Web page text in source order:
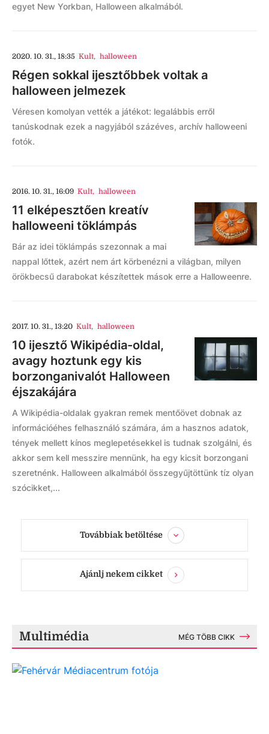
egyet New Yorkban, Halloween alkalmából.
2020. 10. 31., 18:35 Kult, halloween
Régen sokkal ijesztőbbek voltak a
halloween jelmezek
Véresen komolyan vették a játékot: legalábbis erről
tanúskodnak ezek a nagyjából százéves, archív halloweeni
fotók.
2016. 10. 31., 16:09 Kult, halloween
11 elképesztően kreatív
halloweeni töklámpás
Bár az idei töklámpás szezonnak a mai
nappal lőttek, azért nem árt körbenézni a világban, milyen
örökbecsű darabokat készítettek mások erre a Halloweenre.
2017. 10. 31., 13:20 Kult, halloween
10 ijesztő Wikipédia-oldal,
avagy hoztunk egy kis
borzonganivalót Halloween
éjszakájára
A Wikipédia-oldalak gyakran remek mentőövet dobnak az
információéhes felhasználó számára, ám a hasznos adatok,
tények mellett kínos meglepetésekkel is tudnak szolgálni, és
akkor sem kell messzire mennünk, ha egy kicsit borzongani
szeretnénk. Halloween alkalmából összegyűjtöttünk tíz olyan
szócikket,...
Továbbiak betöltése
Ajánlj nekem cikket
Multimédia MÉG TÖBB CIKK